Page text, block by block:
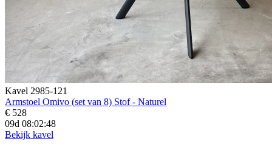
Kavel 2985-121
Armstoel Omivo (set van 8) Stof - Naturel
€ 528
09d 08:02:46
Bekijk kavel